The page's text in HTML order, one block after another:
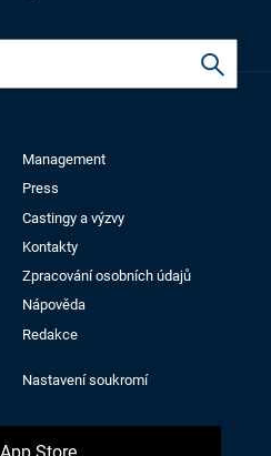
Management
Press
Castingy a výzvy
Kontakty
Zpracování osobních údajů
Nápověda
Redakce
Nastavení soukromí